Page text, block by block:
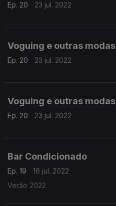
Ep. 20 23 jul. 2022
Voguing e outras modas
Ep. 20 23 jul. 2022
Voguing e outras modas
Ep. 20 23 jul. 2022
Bar Condicionado
Ep. 19
16 jul. 2022
Verão 2022